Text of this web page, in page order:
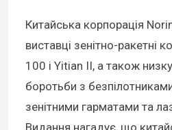
Китайська корпорація
виставці зенітно-ракетні
100 і Yitian II, а також
боротьби з
зенітними гарматами та